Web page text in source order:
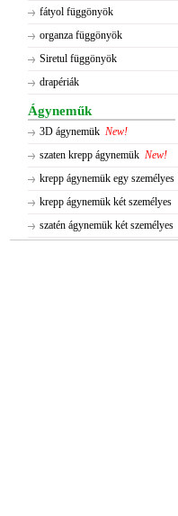
fátyol függönyök
organza függönyök
Siretul függönyök
drapériák
Ágyneműk
3D ágynemük New!
szaten krepp ágynemük New!
krepp ágynemük egy személyes
krepp ágynemük két személyes
szatén ágynemük két személyes